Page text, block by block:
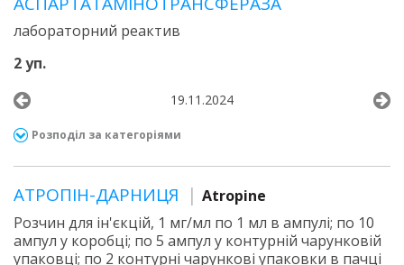
лабораторний реактив
2 уп.
19.11.2024
Розподіл за категоріями
АТРОПІН-ДАРНИЦЯ
Atropine
Розчин для ін'єкцій, 1 мг/мл по 1 мл в ампулі; по 10
ампул у коробці; по 5 ампул у контурній чарунковій
упаковці; по 2 контурні чарункові упаковки в пачці